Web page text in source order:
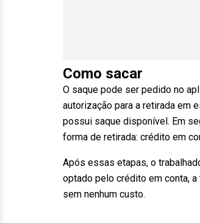
Como sacar
O saque pode ser pedido no
autorização para a retirada em
possui saque disponível. Em
forma de retirada: crédito em
Após essas etapas, o
optado pelo crédito em conta,
sem nenhum custo.